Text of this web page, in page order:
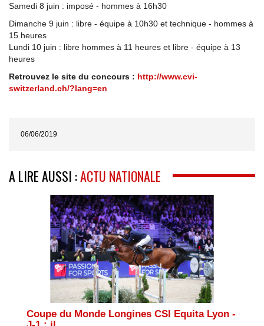
Samedi 8 juin : imposé - hommes à 16h30
Dimanche 9 juin : libre - équipe à 10h30 et technique - hommes à
15 heures
Lundi 10 juin : libre hommes à 11 heures et libre - équipe à 13
heures
Retrouvez le site du concours : http://www.cvi-
switzerland.ch/?lang=en
06/06/2019
A LIRE AUSSI :ACTU NATIONALE
Coupe du Monde Longines CSI Equita Lyon -